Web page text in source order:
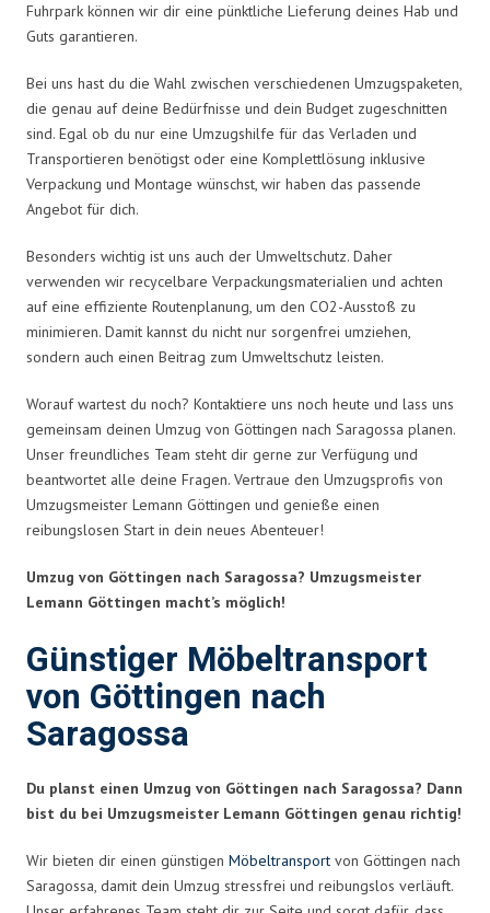
Fuhrpark können wir dir eine pünktliche Lieferung deines Hab und
Guts garantieren.
Bei uns hast du die Wahl zwischen verschiedenen Umzugspaketen,
die genau auf deine Bedürfnisse und dein Budget zugeschnitten
sind. Egal ob du nur eine Umzugshilfe für das Verladen und
Transportieren benötigst oder eine Komplettlösung inklusive
Verpackung und Montage wünschst, wir haben das passende
Angebot für dich.
Besonders wichtig ist uns auch der Umweltschutz. Daher
verwenden wir recycelbare Verpackungsmaterialien und achten
auf eine effiziente Routenplanung, um den CO2-Ausstoß zu
minimieren. Damit kannst du nicht nur sorgenfrei umziehen,
sondern auch einen Beitrag zum Umweltschutz leisten.
Worauf wartest du noch? Kontaktiere uns noch heute und lass uns
gemeinsam deinen Umzug von Göttingen nach Saragossa planen.
Unser freundliches Team steht dir gerne zur Verfügung und
beantwortet alle deine Fragen. Vertraue den Umzugsprofis von
Umzugsmeister Lemann Göttingen und genieße einen
reibungslosen Start in dein neues Abenteuer!
Umzug von Göttingen nach Saragossa? Umzugsmeister
Lemann Göttingen macht’s möglich!
Günstiger Möbeltransport
von Göttingen nach
Saragossa
Du planst einen Umzug von Göttingen nach Saragossa? Dann
bist du bei Umzugsmeister Lemann Göttingen genau richtig!
Wir bieten dir einen günstigen Möbeltransport von Göttingen nach
Saragossa, damit dein Umzug stressfrei und reibungslos verläuft.